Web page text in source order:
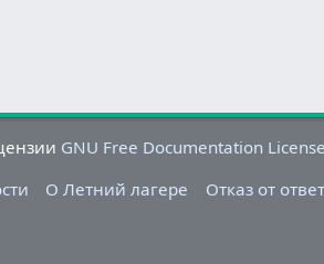
GNU Free Documentation
О Летний лагере Отказ от